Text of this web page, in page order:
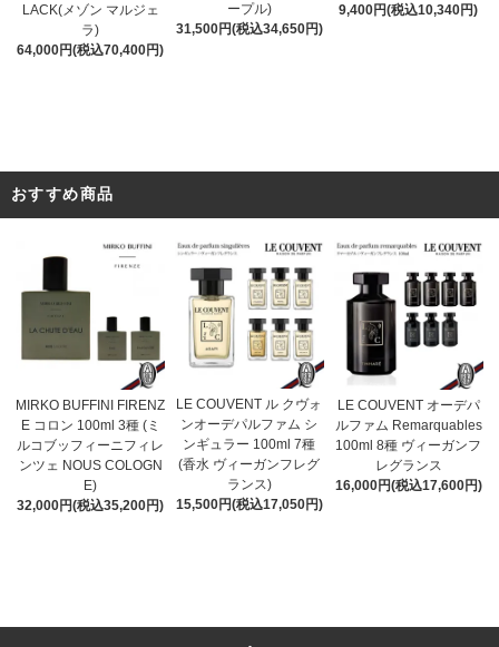
LACK(メゾン マルジェ
ラ)
64,000円(税込70,400円)
ープル)
31,500円(税込34,650円)
9,400円(税込10,340円)
おすすめ商品
MIRKO BUFFINI FIRENZ
E コロン 100ml 3種 (ミ
ルコブッフィーニフィレ
ンツェ NOUS COLOGN
E)
32,000円(税込35,200円)
LE COUVENT ル クヴォ
ンオーデパルファム シ
ンギュラー 100ml 7種
(香水 ヴィーガンフレグ
ランス)
15,500円(税込17,050円)
LE COUVENT オーデパ
ルファム Remarquables
100ml 8種 ヴィーガンフ
レグランス
16,000円(税込17,600円)